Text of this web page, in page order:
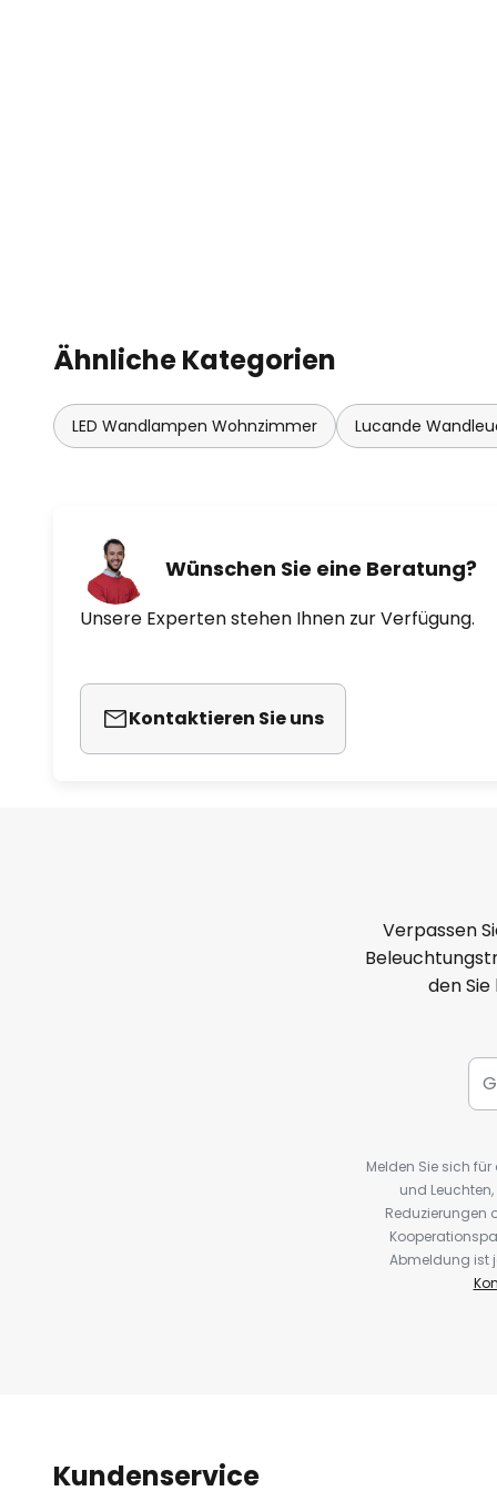
Ähnliche Kategorien
LED Wandlampen Wohnzimmer Lucande
Wünschen Sie eine Beratung?
Unsere Experten stehen Ihnen zur Verfügung.
Kontaktieren Sie uns
Verpassen
den
Melden Sie sich
und
Reduzierungen
Abmeldung ist
Kundenservice